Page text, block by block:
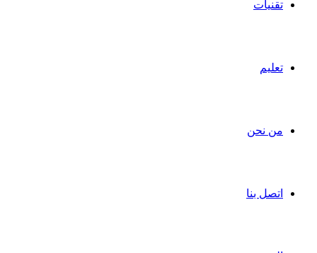
تقنيات
تعليم
من نحن
اتصل بنا